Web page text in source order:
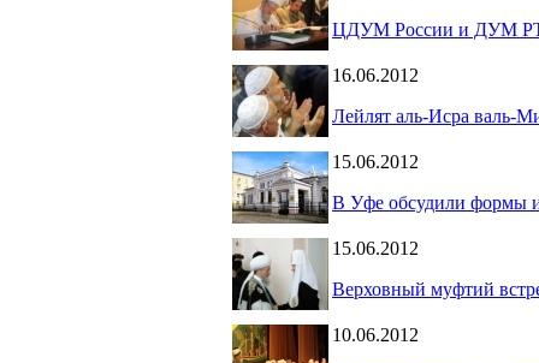
ЦДУМ России и ДУМ РТ
16.06.2012
Лейлят аль-Исра валь-
15.06.2012
В Уфе обсудили формы
15.06.2012
Верховный муфтий
10.06.2012